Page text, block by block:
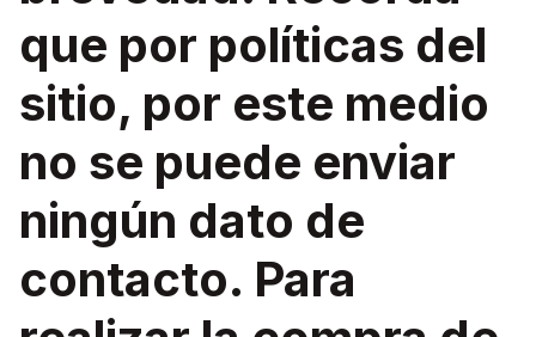
que por políticas del
sitio, por este medio
no se puede enviar
ningún dato de
contacto. Para